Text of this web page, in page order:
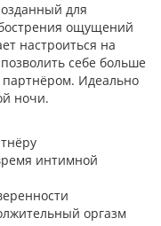
для
ощущений
настроиться на
себе больше
Идеально
ночи.
интимной
оргазм